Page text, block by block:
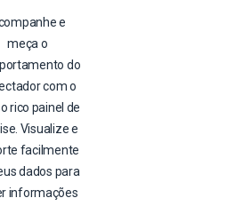
e
meça o
do
com o
rico painel de
Visualize e
facilmente
dados para
informações